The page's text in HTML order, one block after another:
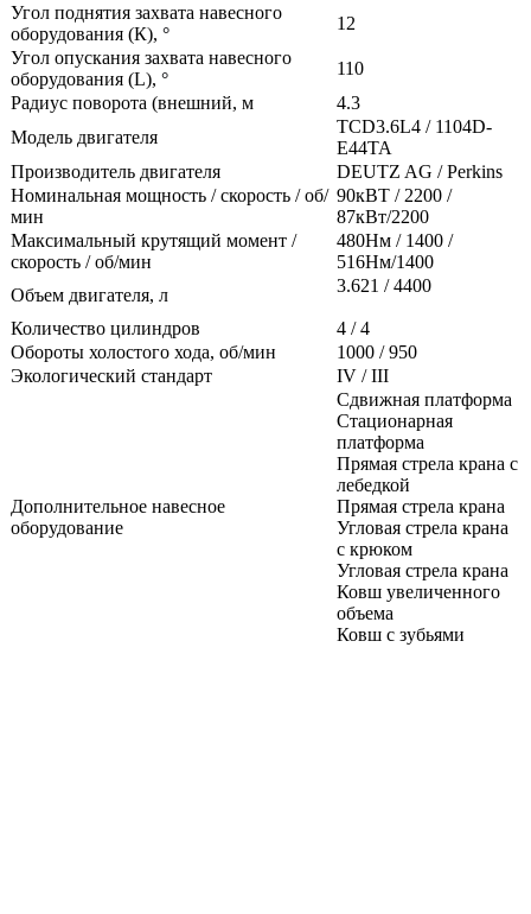
Угол поднятия захвата навесного
оборудования (К), °
12
Угол опускания захвата навесного
оборудования (L), °
110
Радиус поворота (внешний, м
4.3
Модель двигателя
TCD3.6L4 / 1104D-
E44TA
Производитель двигателя
DEUTZ AG / Perkins
Номинальная мощность / скорость / об/
мин
90кВТ / 2200 /
87кВт/2200
Максимальный крутящий момент /
скорость / об/мин
480Нм / 1400 /
516Нм/1400
Объем двигателя, л
3.621 / 4400
Количество цилиндров
4 / 4
Обороты холостого хода, об/мин
1000 / 950
Экологический стандарт
IV / III
Дополнительное навесное
оборудование
Сдвижная платформа
Стационарная
платформа
Прямая стрела крана с
лебедкой
Прямая стрела крана
Угловая стрела крана
с крюком
Угловая стрела крана
Ковш увеличенного
объема
Ковш с зубьями